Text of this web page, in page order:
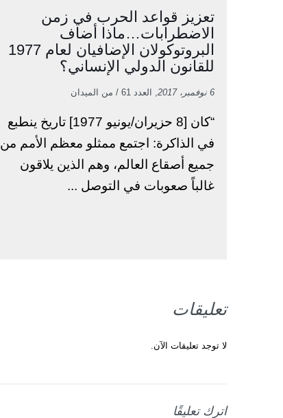
تعزيز قواعد الحرب في زمن
الاضطرابات…ماذا أضاف
البروتوكولان الإضافيان لعام 1977
للقانون الدولي الإنساني؟
6 نوفمبر، 2017 , العدد 61 / من الميدان
“كان [8 حزيران/يونيو 1977] تاريخ ينطبع
في الذاكرة: اجتمع ممثلو معظم الأمم من
جميع أصقاع العالم، وهم الذين يلاقون
غالباً صعوبات في التوصل ...
تعليقات
لا توجد تعليقات الآن.
اترك تعليقًا